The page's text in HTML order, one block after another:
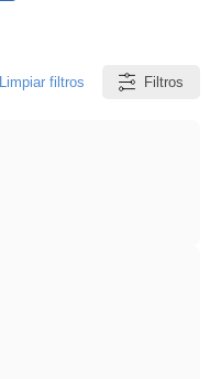
Limpiar filtros Filtros